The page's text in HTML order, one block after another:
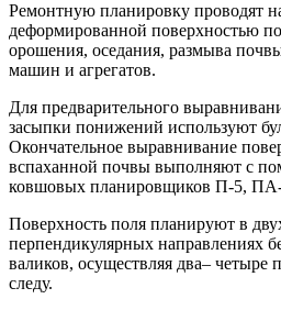
Ремонтную планировку проводят
деформированной поверхностью
орошения, оседания, размыва
машин и агрегатов.
Для предварительного
засыпки понижений используют
Окончательное выравнивание
вспаханной почвы выполняют с
ковшовых планировщиков П-5,
Поверхность поля планируют в
перпендикулярных направлениях
валиков, осуществляя два– четыре
следу.